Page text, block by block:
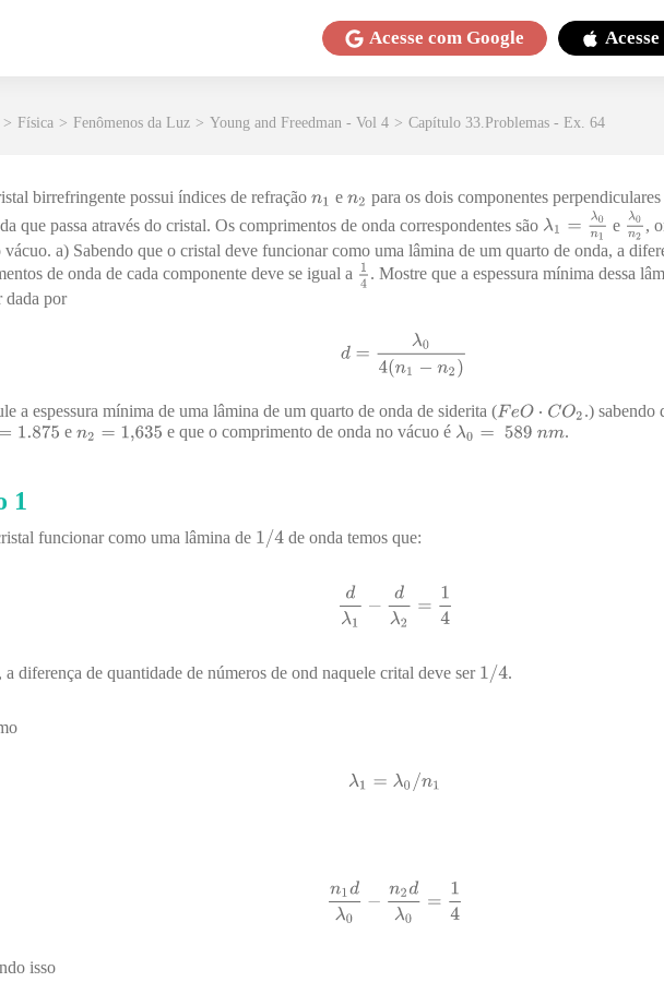
Acesse com Google
> Física > Fenômenos da Luz > Young and Freedman - Vol 4 > Capítulo 33.Problemas - Ex. 64
birrefringente possui índices de refração e
para os dois componentes
que passa através do cristal. Os comprimentos de onda correspondentes são
e ,
vácuo. a) Sabendo que o cristal deve funcionar como uma lâmina de um quarto de onda, a
de onda de cada componente deve se igual a
. Mostre que a espessura mínima dessa
dada por
a espessura mínima de uma lâmina de um quarto de onda de siderita (
.) sabendo
e e que o comprimento de onda no vácuo é .
1
funcionar como uma lâmina de de onda temos que:
a diferença de quantidade de números de ond naquele crital deve ser .
isso